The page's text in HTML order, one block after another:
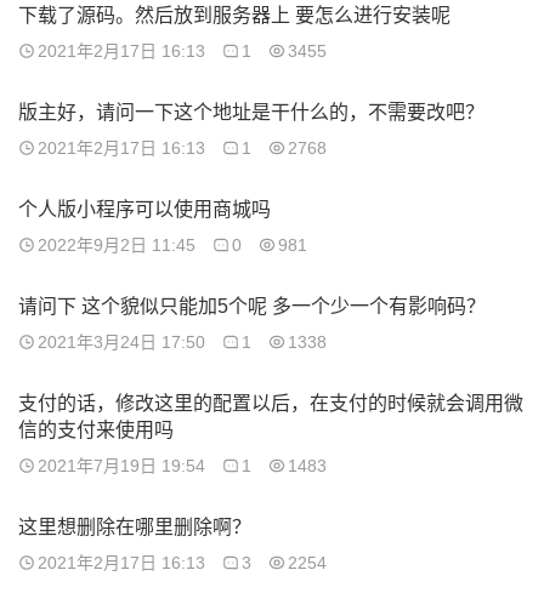
下载了源码。然后放到服务器上 要怎么进行安装呢
2021年2月17日 16:13 1 3455
版主好，请问一下这个地址是干什么的，不需要改吧？
2021年2月17日 16:13 1 2768
个人版小程序可以使用商城吗
2022年9月2日 11:45 0 981
请问下 这个貌似只能加5个呢 多一个少一个有影响码？
2021年3月24日 17:50 1 1338
支付的话，修改这里的配置以后，在支付的时候就会调用微
信的支付来使用吗
2021年7月19日 19:54 1 1483
这里想删除在哪里删除啊？
2021年2月17日 16:13 3 2254